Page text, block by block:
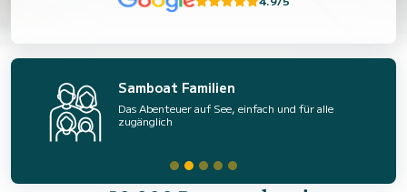
Samboat Familien
Das Abenteuer auf See, einfach und für alle
zugänglich